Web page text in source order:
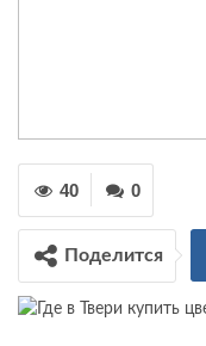
0
40
Поделится